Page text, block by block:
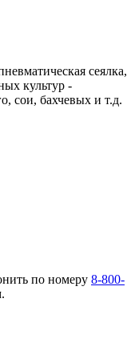
сеялка,
культур -
сои, бахчевых и т.д.
по номеру 8-800-